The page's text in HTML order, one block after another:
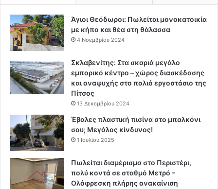
Άγιοι Θεόδωροι: Πωλείται μονοκατοικία
με κήπο και θέα στη θάλασσα
4 Νοεμβρίου 2024
Σκλαβενίτης: Στα σκαριά μεγάλο
εμπορικό κέντρο – χώρος διασκέδασης
και αναψυχής στο παλιό εργοστάσιο της
Πίτσος
13 Δεκεμβρίου 2024
Έβαλες πλαστική πισίνα στο μπαλκόνι
σου; Μεγάλος κίνδυνος!
1 Ιουλίου 2025
Πωλείται διαμέρισμα στο Περιστέρι,
πολύ κοντά σε σταθμό Μετρό –
Ολόφρεσκη πλήρης ανακαίνιση